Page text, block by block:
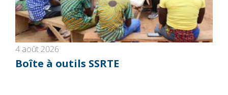
4 août 2026
Boîte à outils SSRTE